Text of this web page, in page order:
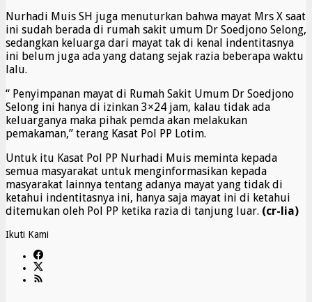
Nurhadi Muis SH juga menuturkan bahwa mayat Mrs X saat
ini sudah berada di rumah sakit umum Dr Soedjono Selong,
sedangkan keluarga dari mayat tak di kenal indentitasnya
ini belum juga ada yang datang sejak razia beberapa waktu
lalu.
“ Penyimpanan mayat di Rumah Sakit Umum Dr Soedjono
Selong ini hanya di izinkan 3×24 jam, kalau tidak ada
keluarganya maka pihak pemda akan melakukan
pemakaman,” terang Kasat Pol PP Lotim.
Untuk itu Kasat Pol PP Nurhadi Muis meminta kepada
semua masyarakat untuk menginformasikan kepada
masyarakat lainnya tentang adanya mayat yang tidak di
ketahui indentitasnya ini, hanya saja mayat ini di ketahui
ditemukan oleh Pol PP ketika razia di tanjung luar. (cr-lia)
Ikuti Kami